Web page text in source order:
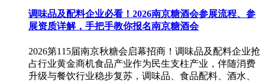
调味品及配料企业必看！2026南京糖酒会参展流程、参
展资质详解，手把手教你报名南京糖酒会
2026第115届南京秋糖会启幕招商！调味品及配料企业抢
占行业黄金商机食品产业作为民生支柱产业，伴随消费
升级与餐饮行业稳步复苏，调味品、食品配料、酒水、